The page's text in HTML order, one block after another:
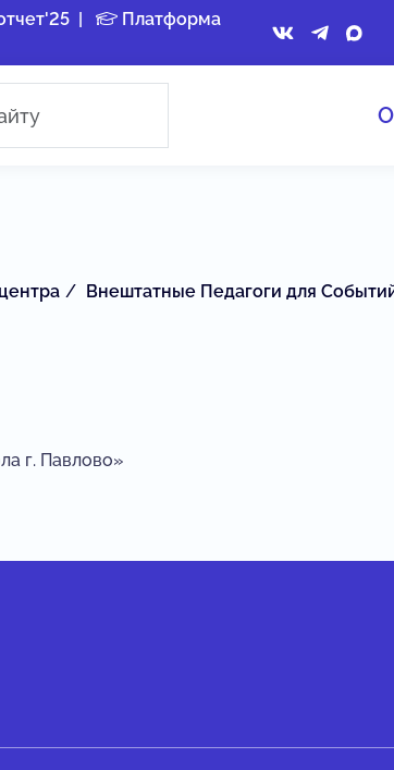
|
Платформа
Внештатные Педагоги для
г. Павлово»